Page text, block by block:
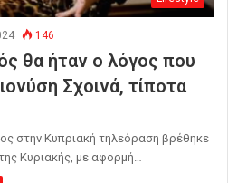
146
θα ήταν ο λόγος που
Σχοινά, τίποτα
στην Κυπριακή τηλεόραση βρέθηκε
Κυριακής, με αφορμή…